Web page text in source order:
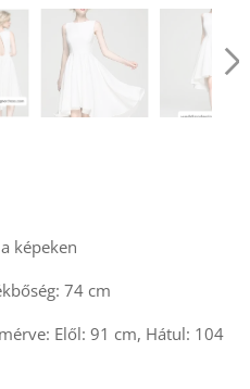
képeken
74 cm
Elől: 91 cm, Hátul: 104